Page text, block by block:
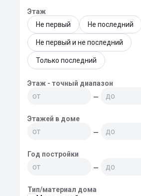
Этаж
Не первый
Не последний
Не первый и не последний
Только последний
Этаж - точный диапазон
—
Этажей в доме
—
Год постройки
—
Тип/материал дома